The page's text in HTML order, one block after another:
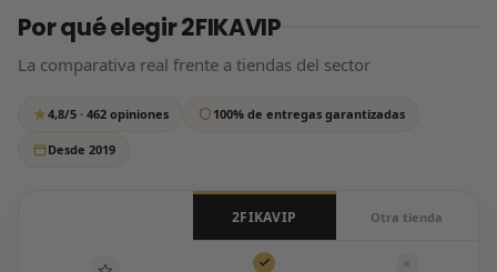
tus datos de pago, así que tu compra está 100% protegida.
que si tardamos un poco más de lo habitual, tranquilo:
respondemos siempre, sin excepción.
Por qué elegir 2FIKAVIP
La comparativa real frente a tiendas del sector
4,8/5 · 462 opiniones 100% de entregas garantizadas
Desde 2019
2FIKAVIP Otra tienda